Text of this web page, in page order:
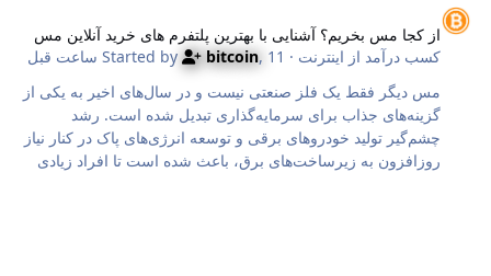
از کجا مس بخریم؟ آشنایی با بهترین پلتفرم‌ های خرید آنلاین مس
کسب درآمد از اینترنت · Started by
bitcoin, 11 ساعت قبل
مس دیگر فقط یک فلز صنعتی نیست و در سال‌های اخیر به یکی از
گزینه‌های جذاب برای سرمایه‌گذاری تبدیل شده است. رشد
چشم‌گیر تولید خودروهای برقی و توسعه انرژی‌های پاک در کنار نیاز
روزافزون به زیرساخت‌های برق، باعث شده است تا افراد زیادی